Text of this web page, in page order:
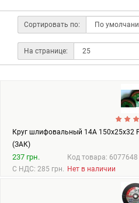
Сортировать по:
На странице:
Круг шлифовальный 14А 150х25х32
(ЗАК)
237 грн.
С НДС: 285 грн.
Код товара: 6077648
Нет в наличии